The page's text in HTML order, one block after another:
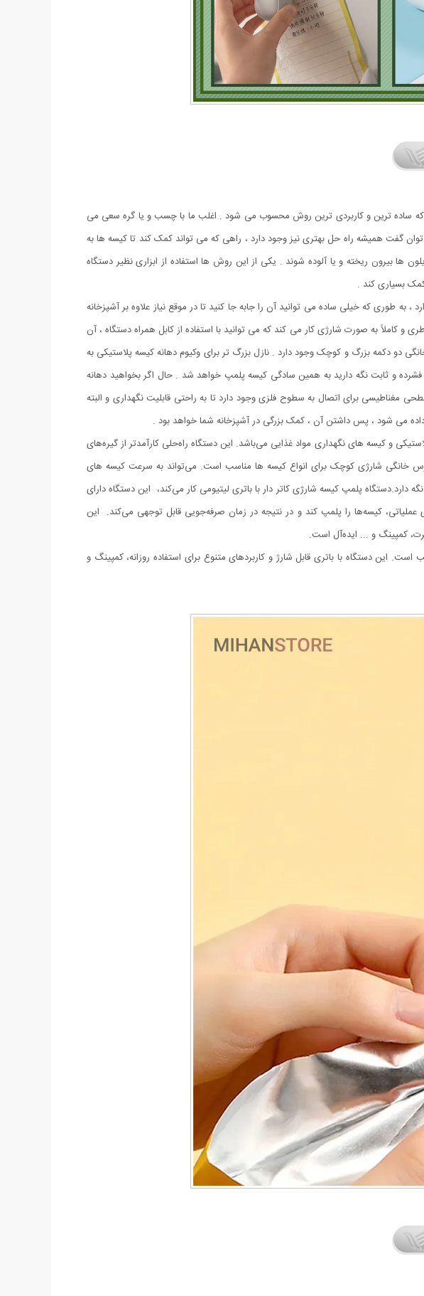
ساده ترین و کاربردی ترین روش محسوب می شود . اغلب ما با چسب و یا گره سعی می
گفت همیشه راه حل بهتری نیز وجود دارد ، راهی که می تواند کمک کند تا کیسه ها به
بیرون ریخته و یا آلوده شوند . یکی از این روش ها استفاده از ابزاری نظیر دستگاه
بسیاری کند .
طوری که خیلی ساده می توانید آن را جابه جا کنید تا در موقع نیاز علاوه بر آشپزخانه
کاملاً به صورت شارژی کار می کند که می توانید با استفاده از کابل همراه دستگاه ، آن
دو دکمه بزرگ و کوچک وجود دارد . نازل بزرگ تر برای وکیوم دهانه کیسه پلاستیکی به
و ثابت نگه دارید به همین سادگی کیسه پلمپ خواهد شد . حال اگر بخواهید دهانه
مغناطیسی برای اتصال به سطوح فلزی وجود دارد تا به راحتی قابلیت نگهداری و البته
می شود ، پس داشتن آن ، کمک بزرگی در آشپزخانه شما خواهد بود .
و کیسه‌ های نگهداری مواد غذایی می‌باشد. این دستگاه راه‌حلی کارآمدتر از گیره‌های
خانگی شارژی کوچک برای انواع کیسه‌ ها مناسب است. می‌تواند به سرعت کیسه‌ های
پلمپ کیسه شارژی کاتر دار با باتری لیتیومی کار می‌کند، این دستگاه دارای
کیسه‌ها را پلمپ کند و در نتیجه در زمان صرفه‌جویی قابل توجهی می‌کند. این
کمپینگ و ... ایده‌آل است.
دستگاه با باتری قابل شارژ و کاربردهای متنوع برای استفاده روزانه، کمپینگ و